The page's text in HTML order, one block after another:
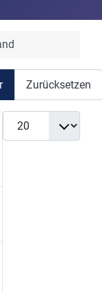
Zurücksetzen
Anzeige #